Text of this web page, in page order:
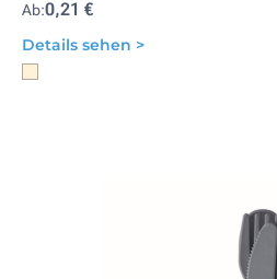
Ab:0,21 €
Details sehen >